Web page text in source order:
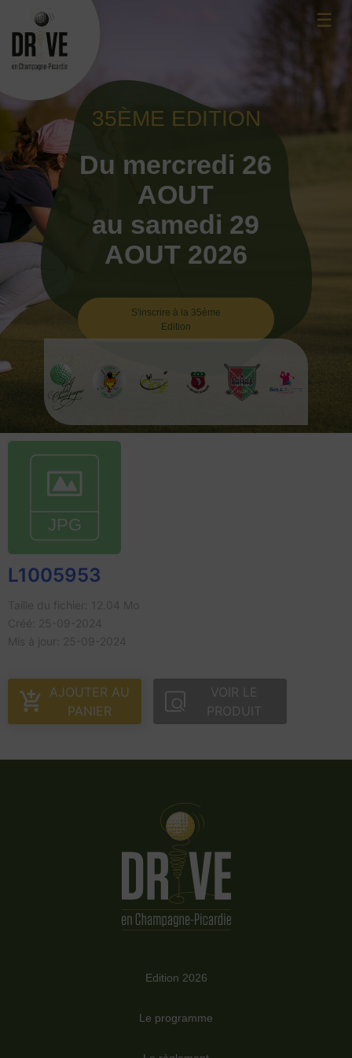
content
☰
35ÈME EDITION
Du mercredi 26
AOUT
au samedi 29
AOUT 2026
S'inscrire à la 35ème
Edition
L1005953
AJOUTER AU
PANIER
VOIR LE
PRODUIT
Edition 2026
Le programme